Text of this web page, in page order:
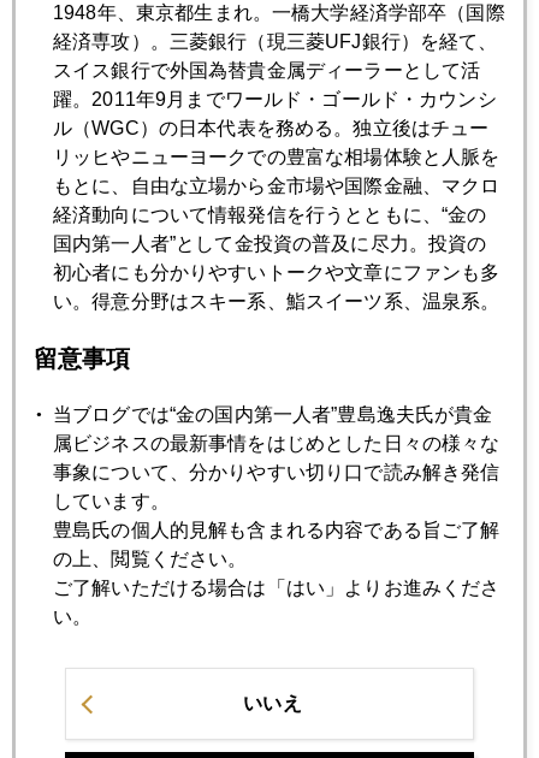
ろう。特に、円ショート（売り持ち）、ドル・ロング（買い
持ち）のポジションをかかえるファンドには「気持ち悪い」
週末となりそうである。
このような市場環境の中では、いきなり９５円などの円急騰
は考えにくいが、９９円台程度は想定内のリスクとして認識
しておく必要がありそうだ。
2014年
1月
7月 8月 9月 10月 11月 12月
2014年05月30日
プラチナ・パラジウムは同じ値段になる！？を語った記録
2014年05月29日
2014年05月27日
バークレイズ金価格操作問題の真相
1948年、東京都生まれ。一橋大学経済学部卒（国際
経済専攻）。三菱銀行（現三菱UFJ銀行）を経て、
スイス銀行で外国為替貴金属ディーラーとして活
躍。2011年9月までワールド・ゴールド・カウンシ
ル（WGC）の日本代表を務める。独立後はチュー
リッヒやニューヨークでの豊富な相場体験と人脈を
もとに、自由な立場から金市場や国際金融、マクロ
経済動向について情報発信を行うとともに、“金の
国内第一人者”として金投資の普及に尽力。投資の
初心者にも分かりやすいトークや文章にファンも多
い。得意分野はスキー系、鮨スイーツ系、温泉系。
留意事項
当ブログでは“金の国内第一人者”豊島逸夫氏が貴金
属ビジネスの最新事情をはじめとした日々の様々な
事象について、分かりやすい切り口で読み解き発信
しています。
豊島氏の個人的見解も含まれる内容である旨ご了解
の上、閲覧ください。
ご了解いただける場合は「はい」よりお進みくださ
い。
いいえ